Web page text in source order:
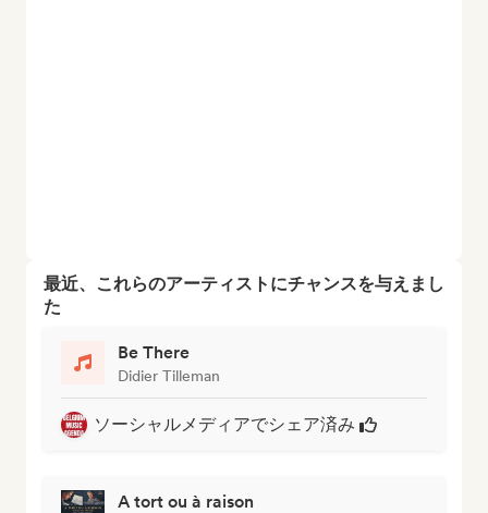
最近、これらのアーティストにチャンスを与えまし
た
Be There
Didier Tilleman
ソーシャルメディアでシェア済み
A tort ou à raison